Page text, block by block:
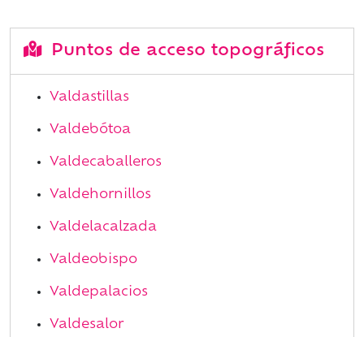
Puntos de acceso topográficos
Valdastillas
Valdebótoa
Valdecaballeros
Valdehornillos
Valdelacalzada
Valdeobispo
Valdepalacios
Valdesalor